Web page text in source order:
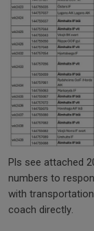
Pls see attached
numbers to
with
coach directly.